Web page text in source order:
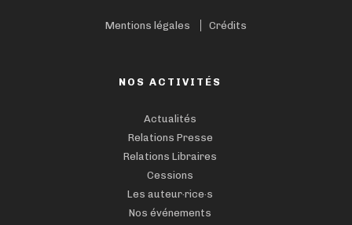
Mentions légales Crédits
NOS ACTIVITÉS
Actualités
Relations Presse
Relations Libraires
Cessions
Les auteur·rice·s
Nos événements